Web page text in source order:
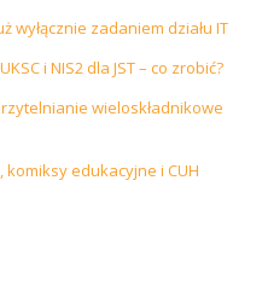
wyłącznie zadaniem działu IT
i NIS2 dla JST – co zrobić?
wieloskładnikowe
komiksy edukacyjne i CUH